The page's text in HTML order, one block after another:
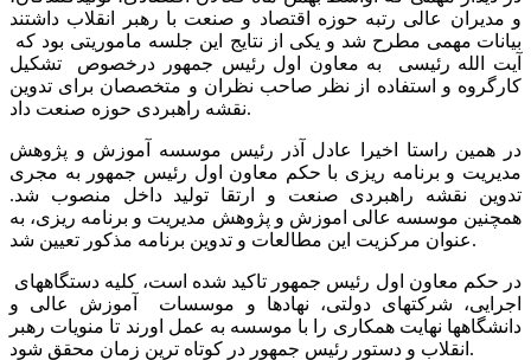
و مدیران عالی رتبه حوزه اقتصاد و صنعت با رهبر انقلاب داشتند
بیانات مهمی مطرح شد و یکی از نتایج این جلسه ماموریتی بود که
آیت الله رئیسی به معاون اول رئیس جمهور درخصوص تشکیل
کارگروه و استفاده از نظر صاحب نظران و متخصصان برای تدوین
نقشه راهبردی حوزه صنعت داد.
در همین راستا اخیرا عادل آذر رئیس موسسه آموزش و پژوهش
مدیریت و برنامه ریزی با حکم معاون اول رئیس جمهور به مجری
تدوین نقشه راهبردی صنعت و ارتقا تولید داخل منصوب شد.
همچنین موسسه عالی اموزش و پژوهش مدیریت و برنامه ریزی، به
عنوان مرکزیت این مطالعات و تدوین برنامه مذکور تعیین شد.
در حکم معاون اول رئیس جمهور تاکید شده است، کلیه دستگاههای
اجرایی، شرکتهای دولتی، نهادها و موسسات آموزش عالی و
دانشگاهها نهایت همکاری را با موسسه به عمل اورند تا منویات رهبر
انقلاب و دستور رئیس جمهور در کوتاه ترین زمان محقق شود.